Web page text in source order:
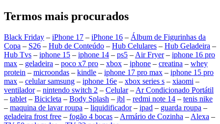
Termos mais procurados
Black Friday – iPhone 17 – iPhone 16 – Álbum de Figurinhas da
Copa – S26 – Hub de Conteúdo – Hub Celulares – Hub Geladeira –
Hub Tvs – iphone 15 – iphone 14 – ps5 – Air Fryer– iphone 16 pro
max – geladeira – poco x7 pro – xbox – iphone – creatina – whey
protein – microondas – kindle – iphone 17 pro max – iphone 15 pro
max – celular samsung – iphone 16e – xbox series s – xiaomi –
ventilador– nintendo switch 2 – Celular– Ar Condicionado Portátil
– tablet – Bicicleta – Body Splash – jbl – redmi note 14 – tenis nike
– maquina de lavar roupa – liquidificador– ipad – guarda roupa –
geladeira frost free – fogão 4 bocas – Armário de Cozinha – Alexa –